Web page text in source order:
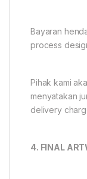
Bayaran
process
Pihak kami
menyatakan
delivery
4. FINAL